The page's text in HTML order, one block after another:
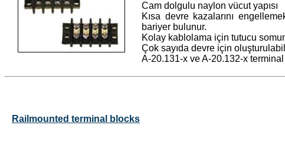
Cam dolgulu naylon vücut yapısı
Kısa devre kazalarını
bariyer bulunur.
Kolay kablolama için tutucu
Çok sayıda devre için
A-20.131-x ve A-20.132-x
Railmounted terminal blocks